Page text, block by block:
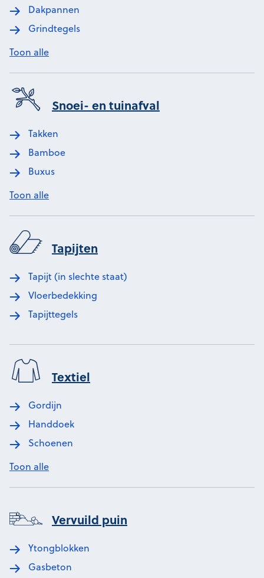
Dakpannen
Grindtegels
Toon alle
Snoei- en tuinafval
Takken
Bamboe
Buxus
Toon alle
Tapijten
Tapijt (in slechte staat)
Vloerbedekking
Tapijttegels
Textiel
Gordijn
Handdoek
Schoenen
Toon alle
Vervuild puin
Ytongblokken
Gasbeton